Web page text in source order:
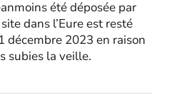
été déposée par
dans l’Eure est resté
décembre 2023 en raison
subies la veille.